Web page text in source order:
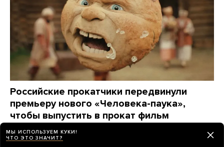
Российские прокатчики передвинули
премьеру нового «Человека-паука»,
чтобы выпустить в прокат фильм
о Колобке
Зрители обрушили его рейтинг еще до премьеры.
МЫ ИСПОЛЬЗУЕМ КУКИ!
ЧТО ЭТО ЗНАЧИТ?